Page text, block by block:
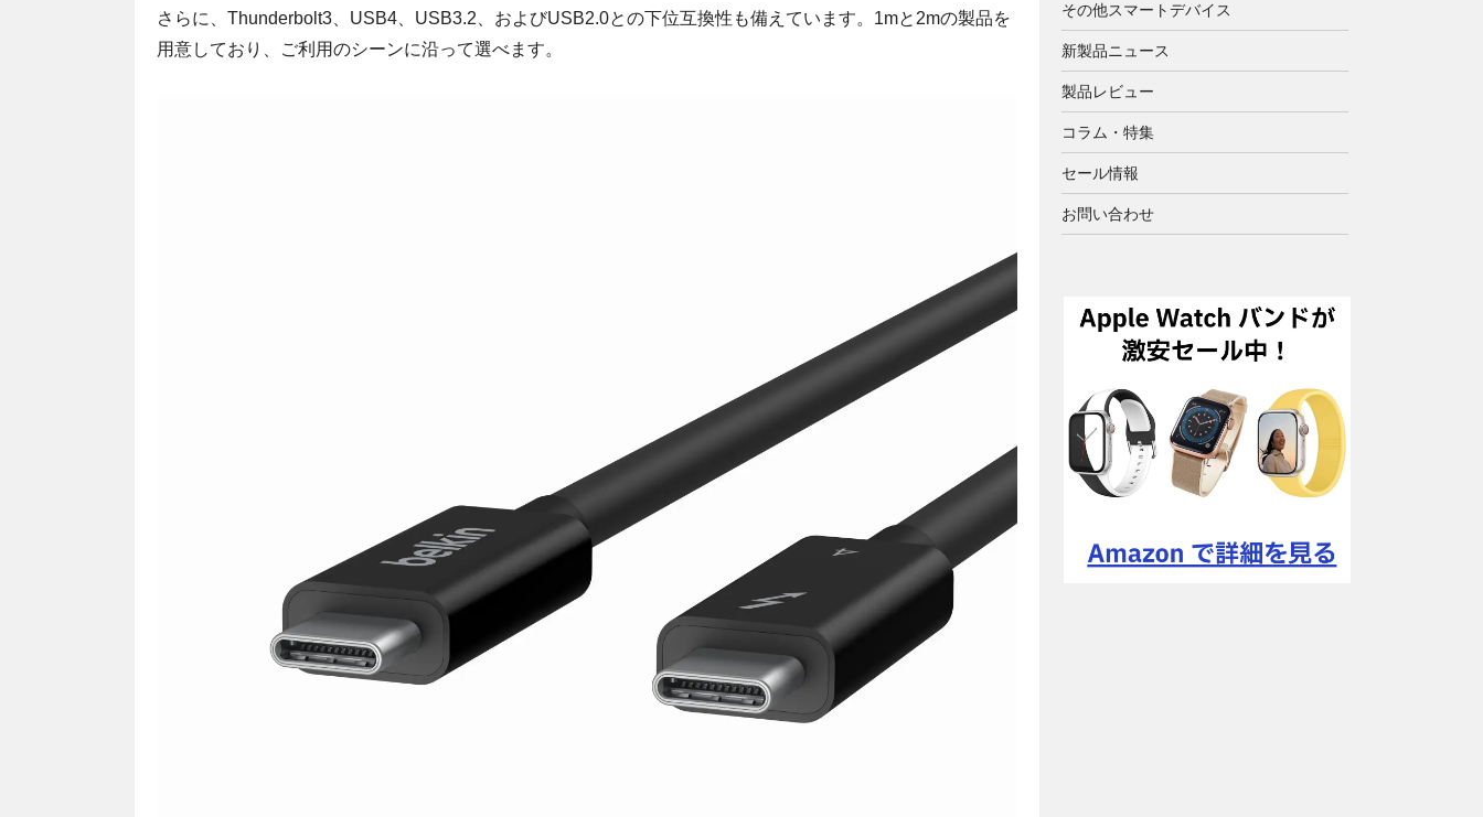
さらに、Thunderbolt3、USB4、USB3.2、およびUSB2.0との下位互換性も備えています。1mと2mの製品を
用意しており、ご利用のシーンに沿って選べます。
その他スマートデバイス
新製品ニュース
製品レビュー
コラム・特集
セール情報
お問い合わせ